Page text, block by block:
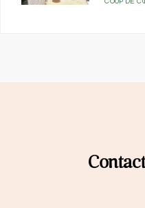
COUP DE